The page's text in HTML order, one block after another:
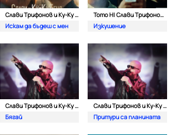
Слави Трифонов и Ку-Kу Бенд
Искам да бъдеш с мен
Тото Н| Слави Трифонов и Ку-Kу Бенд
Изкушение
Слави Трифонов и Ку-Kу Бенд
Бягай
Слави Трифонов и Ку-Kу Бенд
Притури са планината